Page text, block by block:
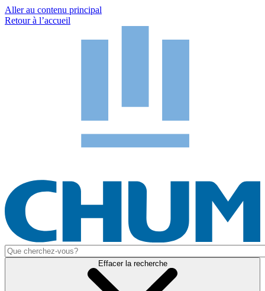
Aller au contenu principal
Retour à l’accueil
Effacer la recherche